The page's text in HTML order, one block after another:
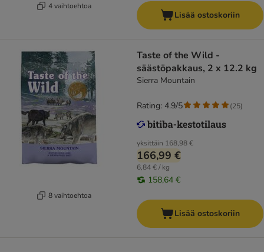
4 vaihtoehtoa
Lisää ostoskoriin
8 vaihtoehtoa
Taste of the Wild -
säästöpakkaus, 2 x 12.2 kg
Sierra Mountain
yksittäin 168,98 €
166,99 €
6,84 € / kg
158,64 €
Rating: 4.9/5 (25)
Lisää ostoskoriin